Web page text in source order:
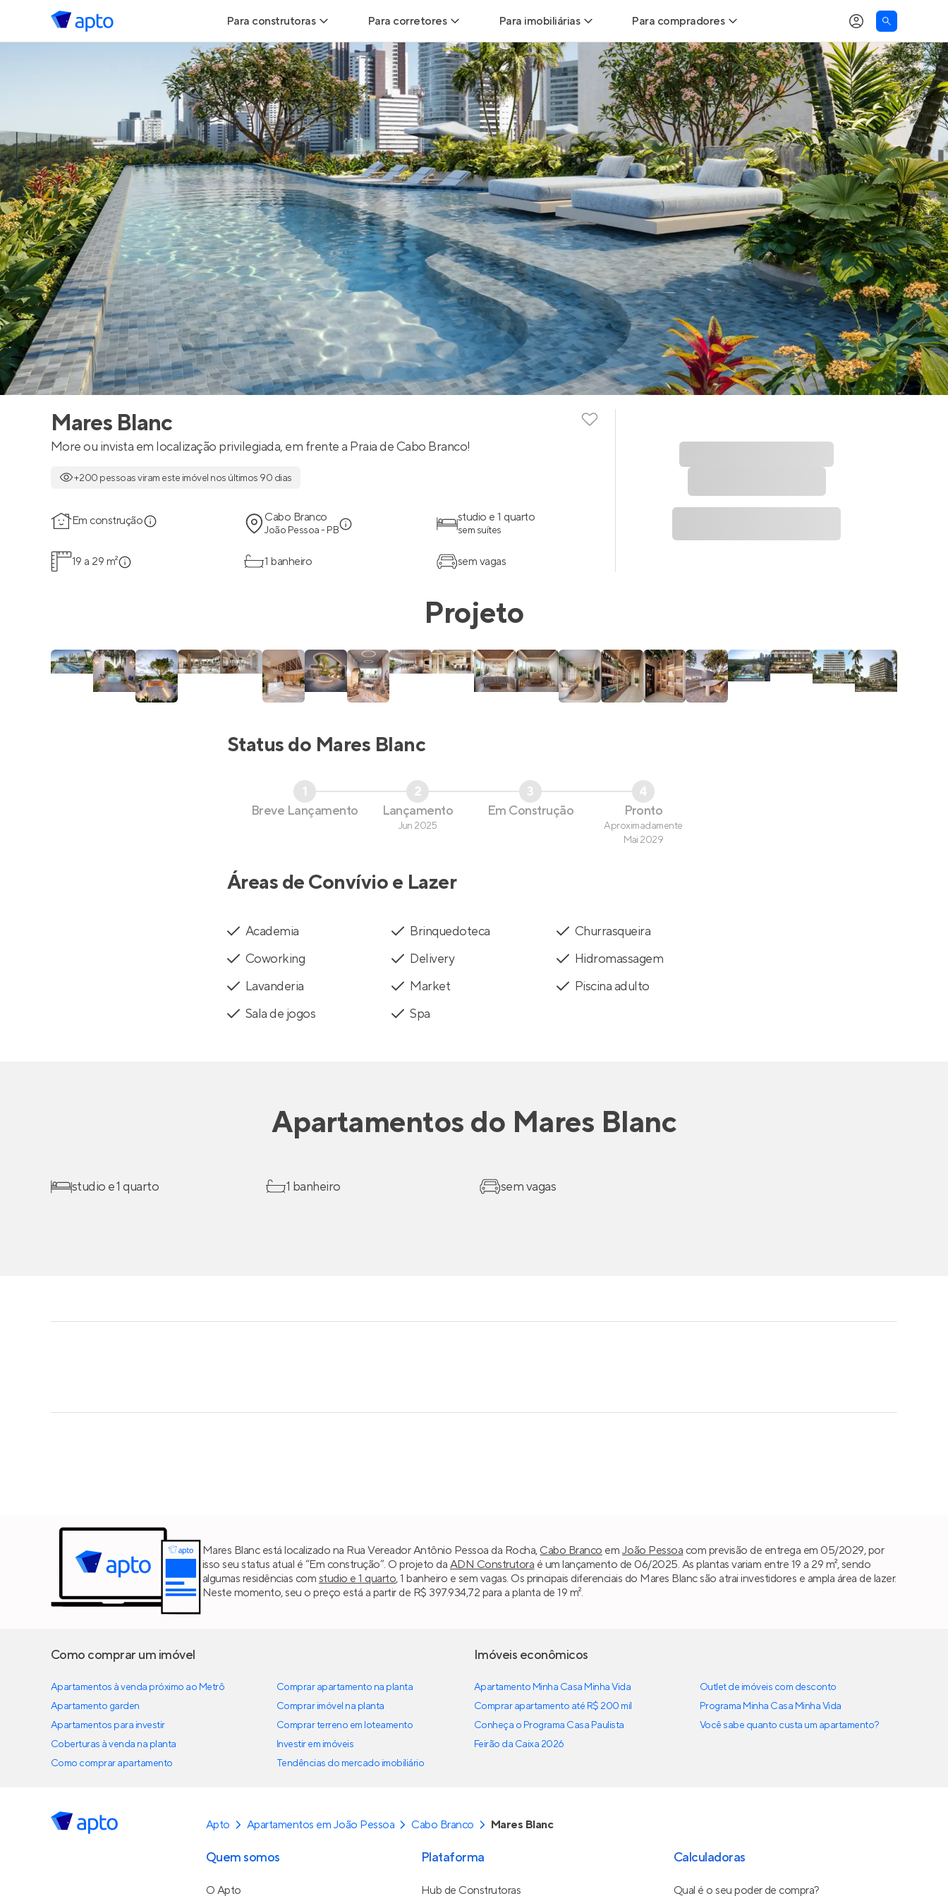
Para construtoras
Geração de Leads
Geração de Visitas
Geração de Vendas
Maiores Construtoras
Parcerias Imobiliárias
Anunciar Imóveis
Para corretores
Leads para Corretores
Corretor+
Parcerias imobiliárias
Hub de Corretores
Perfil Verificado
Anunciar imóveis
Para imobiliárias
Leads para Imobiliárias
Hub de imobiliárias
Anunciar imóveis
Para compradores
Buscar um imóvel novo
Calcule seu Poder de Compra
Comprar x Alugar
Correção do INCC
Simulador de Financiamento
Encontre um corretor
Mares Blanc
More ou invista em localização privilegiada, em frente a Praia de Cabo Branco!
+200 pessoas viram este imóvel nos últimos 90 dias
Em construção Cabo Branco
João Pessoa - PB
studio e 1 quarto
sem suítes
19 a 29 m² 1 banheiro sem vagas
Projeto
Status do Mares Blanc
1
Breve Lançamento
2
Lançamento
Jun 2025
3
Em Construção
4
Pronto
Aproximadamente
Mai 2029
Áreas de Convívio e Lazer
Academia Brinquedoteca
Churrasqueira
Coworking
Delivery
Hidromassagem
Lavanderia
Market
Piscina adulto
Sala de jogos
Spa
Apartamentos do Mares Blanc
studio e 1 quarto 1 banheiro sem vagas
Mares Blanc está localizado na Rua Vereador Antônio Pessoa da Rocha, Cabo Branco em João Pessoa com previsão de entrega em 05/2029, por
isso seu status atual é “Em construção”. O projeto da ADN Construtora é um lançamento de 06/2025. As plantas variam entre 19 a 29 m², sendo
algumas residências com studio e 1 quarto, 1 banheiro e sem vagas. Os principais diferenciais do Mares Blanc são atrai investidores e ampla área de lazer.
Neste momento, seu o preço está a partir de R$ 397.934,72 para a planta de 19 m².
Como comprar um imóvel
Apartamentos à venda próximo ao Metrô
Apartamento garden
Apartamentos para investir
Coberturas à venda na planta
Como comprar apartamento
Comprar apartamento na planta
Comprar imóvel na planta
Comprar terreno em loteamento
Investir em imóveis
Tendências do mercado imobiliário
Imóveis econômicos
Apartamento Minha Casa Minha Vida
Comprar apartamento até R$ 200 mil
Conheça o Programa Casa Paulista
Feirão da Caixa 2026
Outlet de imóveis com desconto
Programa Minha Casa Minha Vida
Você sabe quanto custa um apartamento?
Apto Apartamentos em João Pessoa Cabo Branco Mares Blanc
Quem somos
O Apto
Plataforma
Hub de Construtoras
Calculadoras
Qual é o seu poder de compra?